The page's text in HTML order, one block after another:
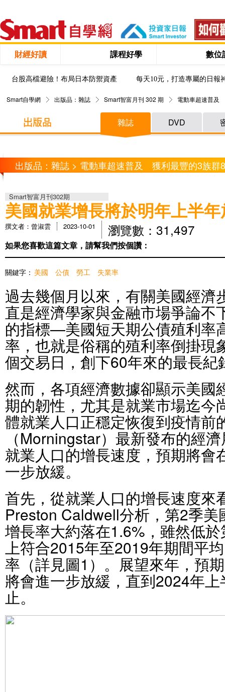
財經好讀 課程好學 數位
台股高檔避險！布局日本防禦資產 每天10元，打造專屬的日報
Smart自學網 出版品：雜誌 Smart智富月刊 302 期 電動車超速普及
雜誌 DVD
出版品：雜誌 > 電動車超速普及 獲利最豐的3族群
Smart智富月刊302期
美國就業增長將於明年上半
撰文者：曾淑雲 2023-10-01 瀏覽數：31,497
如果您喜歡這篇文章，請幫我們按個讚：
關鍵字： 美國 公債 勞工 失業率
過去幾個月以來，有關美國經濟
直是經濟學家與金融市場爭論不
的指標—美國短天期公債殖利率
率，也就是俗稱的殖利率倒掛現
個交易日，創下60年來的最長紀
然而，各項經濟數據卻顯示美國
期的韌性，尤其是就業市場迄今
體就業人口正穩定恢復到疫情前
（Morningstar）最新發布的經
就業人口的增長速度，預期將會
一步放緩。
首先，從就業人口的增長速度來
Preston Caldwell分析，第2季
增長率大約落在1.6%，雖然低
上符合2015年至2019年期間平
率（詳見圖1）。展望來年，預
將會進一步放緩，直到2024年
止。